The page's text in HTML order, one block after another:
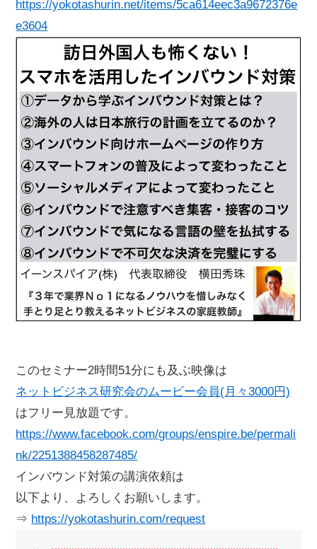
https://yokotashurin.net/items/5ca614eec3a9672376e
e3604
このセミナー2時間51分にも及ぶ映像は
ネットビジネス研究会のムービー会員(月々3000円)
はフリー見放題です。
https://www.facebook.com/groups/enspire.be/permali
nk/2251388458287485/
インバウンド対策の講演依頼は
以下より、よろしくお願いします。
⇒ https://yokotashurin.com/request